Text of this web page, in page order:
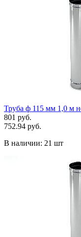
Труба ф 115 мм 1,0 м
801 руб.
752.94 руб.
В наличии: 21 шт